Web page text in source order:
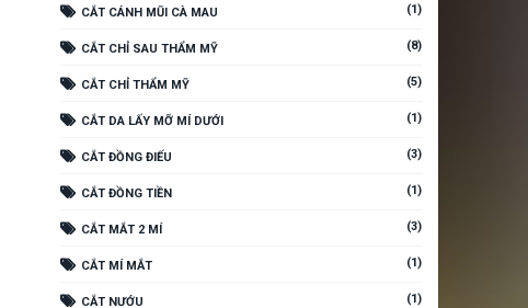
CẮT CÁNH MŨI CÀ MAU (1)
CẮT CHỈ SAU THẨM MỸ (8)
CẮT CHỈ THẨM MỸ (5)
CẮT DA LẤY MỠ MÍ DƯỚI (1)
CẮT ĐỒNG ĐIẾU (3)
CẮT ĐỒNG TIỀN (1)
CẮT MẮT 2 MÍ (3)
CẮT MÍ MẮT (1)
CẮT NƯỚU (1)